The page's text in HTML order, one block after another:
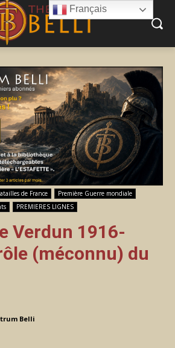
de France
Première Guerre mondiale
PREMIERES LIGNES
Verdun 1916-
(méconnu) du
Belli
Français